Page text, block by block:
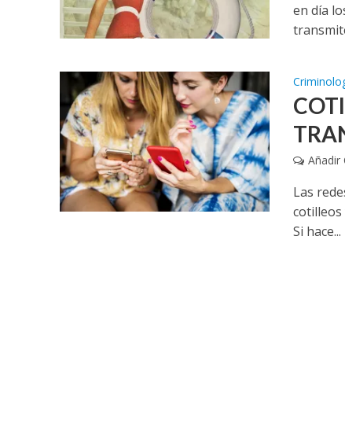
en día
Añadir
Las
cotilleos
Si hace...